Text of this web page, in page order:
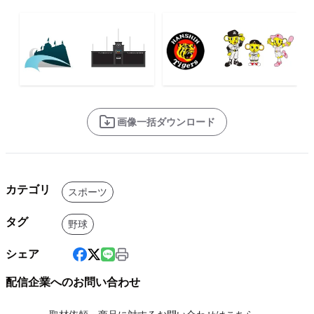
画像一括ダウンロード
カテゴリ スポーツ
タグ 野球
シェア
配信企業へのお問い合わせ